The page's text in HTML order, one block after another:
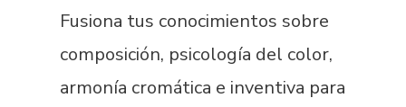
Fusiona tus conocimientos sobre
composición, psicología del color,
armonía cromática e inventiva para